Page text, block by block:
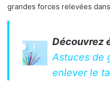
grandes forces relevées
Découvrez
Astuces de
enlever le